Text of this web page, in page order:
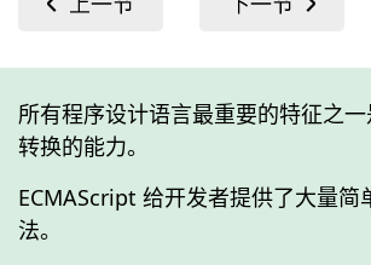
所有程序设计语言最重要的特征之
转换的能力。
ECMAScript 给开发者提供了大量简
法。